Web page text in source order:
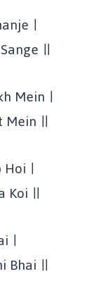
।
॥
Mein ।
Mein ॥
।
Koi ॥
।
Bhai ॥